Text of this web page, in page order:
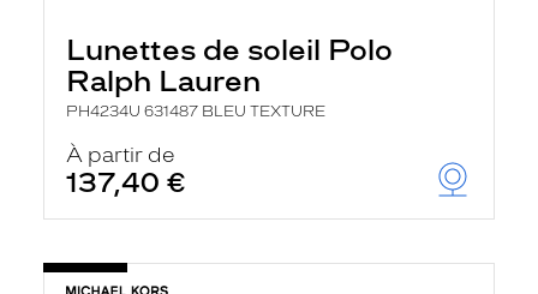
Lunettes de soleil Polo
Ralph Lauren
PH4234U 631487 BLEU TEXTURE
À partir de
137,40 €